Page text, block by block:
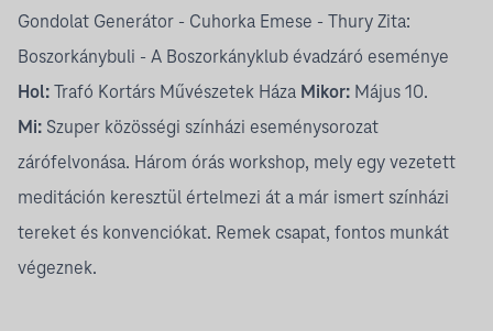
Gondolat Generátor - Cuhorka Emese - Thury Zita:
Boszorkánybuli - A Boszorkányklub évadzáró eseménye
Hol: Trafó Kortárs Művészetek Háza Mikor: Május 10.
Mi: Szuper közösségi színházi eseménysorozat
zárófelvonása. Három órás workshop, mely egy vezetett
meditáción keresztül értelmezi át a már ismert színházi
tereket és konvenciókat. Remek csapat, fontos munkát
végeznek.